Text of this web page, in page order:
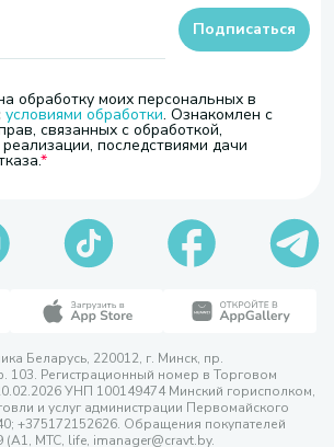
обработку моих персональных в
условиями обработки. Ознакомлен с
связанных с обработкой,
последствиями дачи
Подписаться
Беларусь, 220012, г. Минск, пр.
103. Регистрационный номер в Торговом
УНП 100149474 Минский горисполком,
и услуг администрации Первомайского
+375172152626. Обращения покупателей
(А1, МТС, life, imanager@cravt.by.